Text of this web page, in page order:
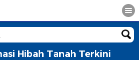
Hibah Tanah Terkini